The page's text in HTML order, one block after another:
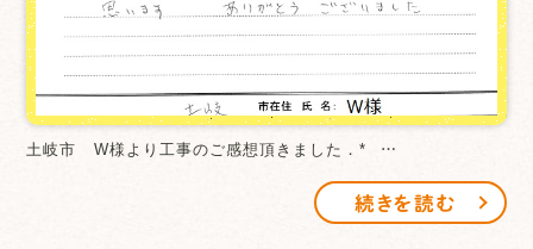
土岐市 W様より工事のご感想頂きました．* …
続きを読む